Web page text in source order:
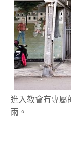
進入教會有專屬
雨。